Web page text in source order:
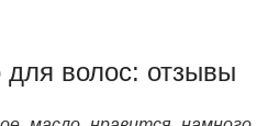
для волос: отзывы